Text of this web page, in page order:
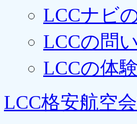
LCCナビ
LCCの問
LCCの体
LCC格安航空